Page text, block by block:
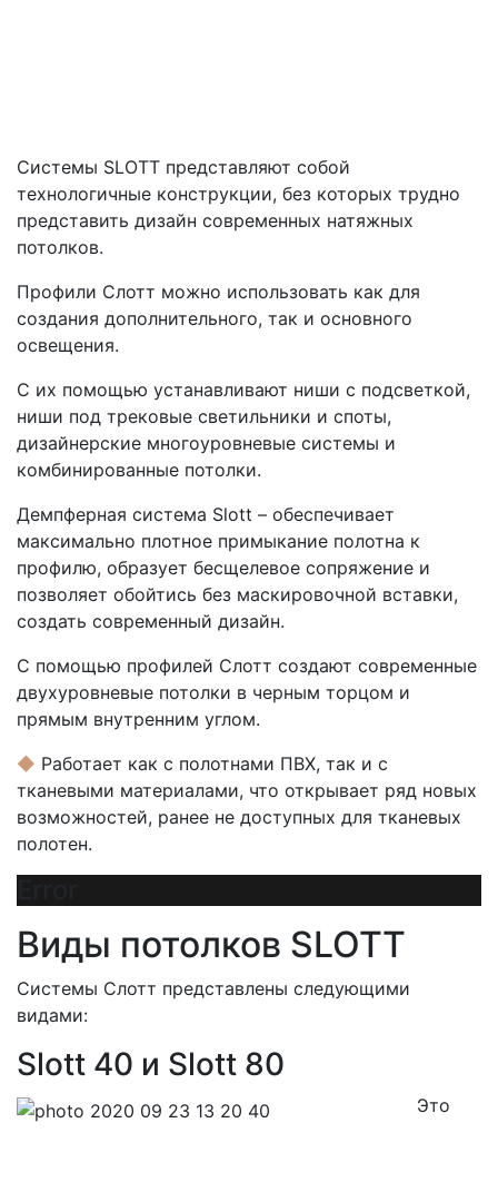
Системы SLOTT представляют собой
технологичные конструкции, без которых трудно
представить дизайн современных натяжных
потолков.
Профили Слотт можно использовать как для
создания дополнительного, так и основного
освещения.
С их помощью устанавливают ниши с подсветкой,
ниши под трековые светильники и споты,
дизайнерские многоуровневые системы и
комбинированные потолки.
Демпферная система Slott – обеспечивает
максимально плотное примыкание полотна к
профилю, образует бесщелевое сопряжение и
позволяет обойтись без маскировочной вставки,
создать современный дизайн.
С помощью профилей Слотт создают современные
двухуровневые потолки в черным торцом и
прямым внутренним углом.
◆ Работает как с полотнами ПВХ, так и с
тканевыми материалами, что открывает ряд новых
возможностей, ранее не доступных для тканевых
полотен.
Виды потолков SLOTT
Системы Слотт представлены следующими
видами:
Slott 40 и Slott 80
Это